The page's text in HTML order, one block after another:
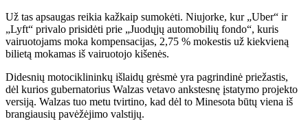
Už tas apsaugas reikia kažkaip sumokėti. Niujorke, kur „Uber“ ir
„Lyft“ privalo prisidėti prie „Juodųjų automobilių fondo“, kuris
vairuotojams moka kompensacijas, 2,75 % mokestis už kiekvieną
bilietą mokamas iš vairuotojo kišenės.
Didesnių motociklininkų išlaidų grėsmė yra pagrindinė priežastis,
dėl kurios gubernatorius Walzas vetavo ankstesnę įstatymo projekto
versiją. Walzas tuo metu tvirtino, kad dėl to Minesota būtų viena iš
brangiausių pavėžėjimo valstijų.